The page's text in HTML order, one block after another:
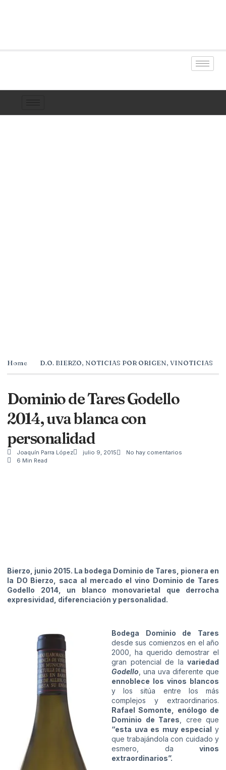
Home D.O. BIERZO, NOTICIAS POR ORIGEN, VINOTICIAS
Dominio de Tares Godello
2014, uva blanca con
personalidad
Joaquín Parra López julio 9, 2015
No hay comentarios
6 Min Read
Bierzo, junio 2015. La bodega Dominio de Tares, pionera en
la DO Bierzo, saca al mercado el vino Dominio de Tares
Godello 2014, un blanco monovarietal que derrocha
expresividad, diferenciación y personalidad.
Bodega Dominio de Tares
desde sus comienzos en el año
2000, ha querido demostrar el
gran potencial de la variedad
Godello, una uva diferente que
ennoblece los vinos blancos
y los sitúa entre los más
complejos y extraordinarios.
Rafael Somonte, enólogo de
Dominio de Tares, cree que
“esta uva es muy especial
y
que trabajándola con cuidado y
esmero, da vinos
extraordinarios”.